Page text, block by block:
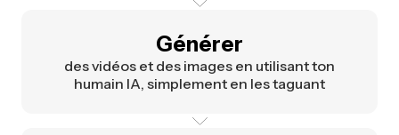
Générer
des vidéos et des images en utilisant ton
humain IA, simplement en les taguant